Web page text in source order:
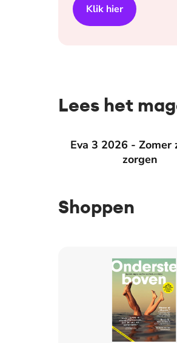
Klik hier
Lees het
Eva 3 2026 - Zomer
zorgen
Eva 3 2026 - Zomer
Shoppen